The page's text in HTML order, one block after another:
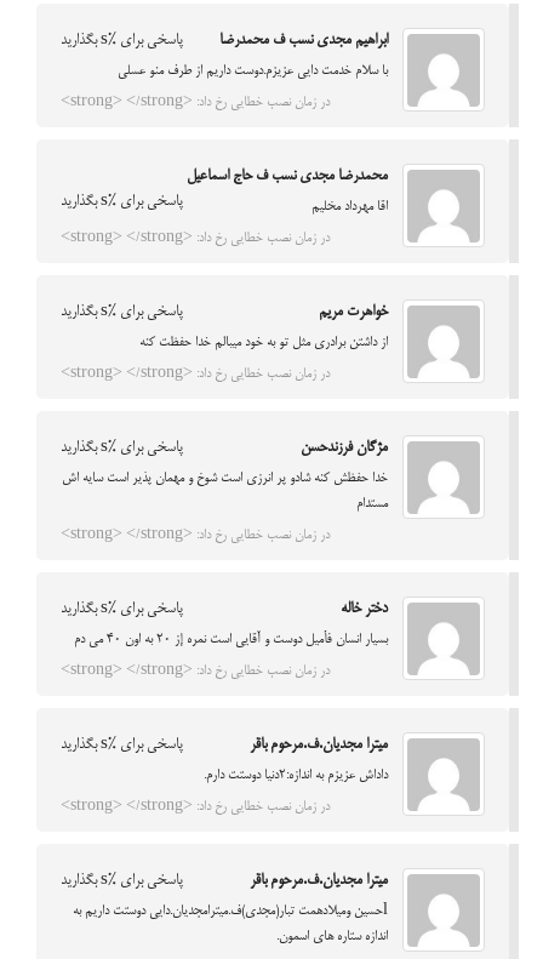
ابراهیم مجدی نسب ف محمدرضا پاسخی برای %s بگذارید
با سلام خدمت دایی عزیزم.دوست داریم از طرف منو عسلی
در زمان نصب خطایی رخ داد: <strong> </strong>
محمدرضا مجدی نسب ف حاج اسماعیل
پاسخی برای %s بگذارید
اقا مهرداد مخلیم
در زمان نصب خطایی رخ داد: <strong> </strong>
خواهرت مریم پاسخی برای %s بگذارید
از داشتن برادری مثل تو به خود میبالم خدا حفظت کنه
در زمان نصب خطایی رخ داد: <strong> </strong>
مژگان فرزندحسن پاسخی برای %s بگذارید
خدا حفظش کنه شادو پر انرزی است شوخ و مهمان پذیر است سایه اش
مستدام
در زمان نصب خطایی رخ داد: <strong> </strong>
دختر خاله پاسخی برای %s بگذارید
بسيار انسان فأميل دوست و آقايي است نمره إز ٢٠ به اون ٤٠ مي دم
در زمان نصب خطایی رخ داد: <strong> </strong>
میترا مجدیان.ف.مرحوم باقر پاسخی برای %s بگذارید
داداش عزیزم به اندازه:2دنیا دوستت دارم.
در زمان نصب خطایی رخ داد: <strong> </strong>
میترا مجدیان.ف.مرحوم باقر پاسخی برای %s بگذارید
lحسین ومیلادهمت تبار(مجدی)ف.میترامجدیان.دایی دوستت داریم به
اندازه ستاره های اسمون.